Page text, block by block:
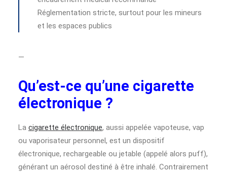
Réglementation stricte, surtout pour les mineurs
et les espaces publics
—
Qu’est-ce qu’une cigarette
électronique ?
La cigarette électronique, aussi appelée vapoteuse, vap
ou vaporisateur personnel, est un dispositif
électronique, rechargeable ou jetable (appelé alors puff),
générant un aérosol destiné à être inhalé. Contrairement